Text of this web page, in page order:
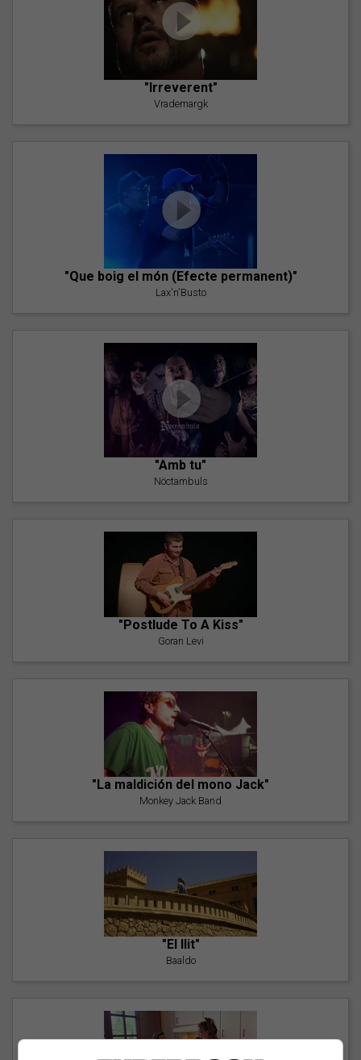
"Irreverent"
Vrademargk
"Que boig el món (Efecte permanent)"
Lax'n'Busto
"Amb tu"
Nöctambuls
"Postlude To A Kiss"
Goran Levi
"La maldición del mono Jack"
Monkey Jack Band
"El llit"
Baaldo